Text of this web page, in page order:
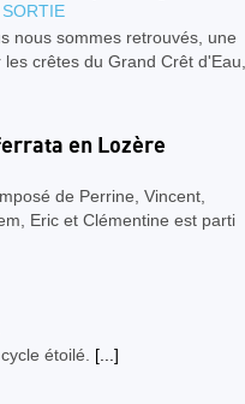
nous sommes retrouvés, une
crêtes du Grand Crêt d'Eau,
en Lozère
de Perrine, Vincent,
Eric et Clémentine est parti
[...]